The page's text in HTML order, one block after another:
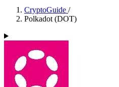
CryptoGuide /
Polkadot (DOT)